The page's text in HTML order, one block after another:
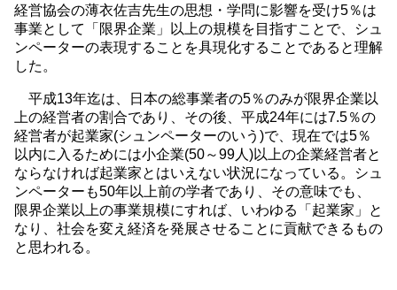
経営協会の薄衣佐吉先生の思想・学問に影響を受け5％は
事業として「限界企業」以上の規模を目指すことで、シュ
ンペーターの表現することを具現化することであると理解
した。
平成13年迄は、日本の総事業者の5％のみが限界企業以
上の経営者の割合であり、その後、平成24年には7.5％の
経営者が起業家(シュンペーターのいう)で、現在では5％
以内に入るためには小企業(50～99人)以上の企業経営者と
ならなければ起業家とはいえない状況になっている。シュ
ンペーターも50年以上前の学者であり、その意味でも、
限界企業以上の事業規模にすれば、いわゆる「起業家」と
なり、社会を変え経済を発展させることに貢献できるもの
と思われる。